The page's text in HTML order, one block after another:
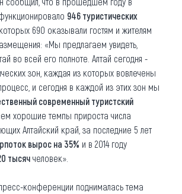
946 туристических
которых 690 оказывали гостям и жителям
«Мы предлагаем увидеть,
во всей его полноте. Алтай сегодня -
зон, каждая из которых вовлечены
и сегодня в каждой из этих зон мы
современный туристский
хорошие темпы прироста числа
Алтайский край, за последние 5 лет
вырос на 35% и в 2014 году
тысяч человек».
конференции поднималась тема